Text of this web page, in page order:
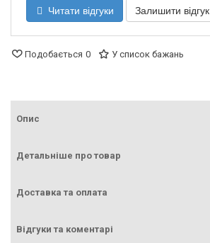
Читати відгуки Залишити відгук
Подобається 0 У список бажань
Опис
Детальніше про товар
Доставка та оплата
Відгуки та коментарі